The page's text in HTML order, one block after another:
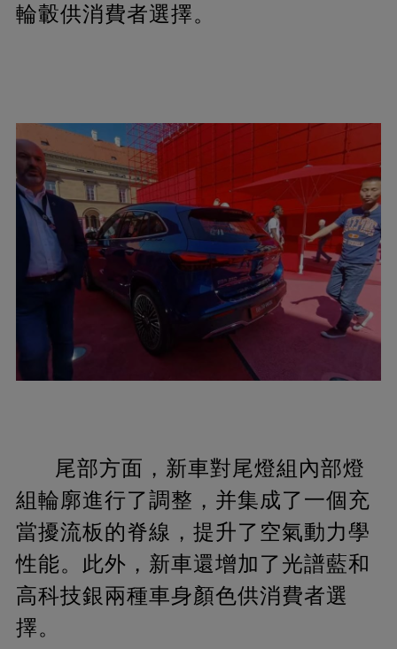
輪轂供消費者選擇。
尾部方面，新車對尾燈組內部燈
組輪廓進行了調整，并集成了一個充
當擾流板的脊線，提升了空氣動力學
性能。此外，新車還增加了光譜藍和
高科技銀兩種車身顏色供消費者選
擇。